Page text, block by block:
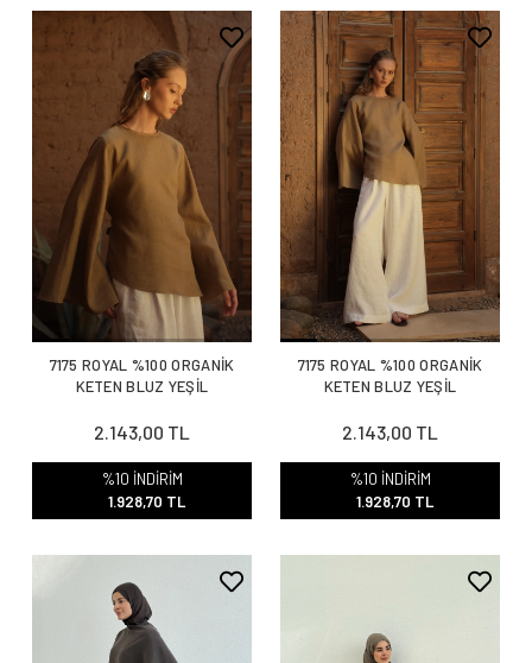
7175 ROYAL %100 ORGANİK
KETEN BLUZ YEŞİL
2.143,00 TL
%10 İNDİRİM
1.928,70 TL
7175 ROYAL %100 ORGANİK
KETEN BLUZ YEŞİL
2.143,00 TL
%10 İNDİRİM
1.928,70 TL